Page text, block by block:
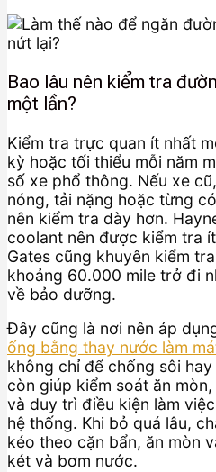
Bao lâu nên kiểm tra
một lần?
Kiểm tra trực quan ít nhất
kỳ hoặc tối thiểu mỗi năm
số xe phổ thông. Nếu xe
nóng, tải nặng hoặc từng
nên kiểm tra dày hơn.
coolant nên được kiểm tra
Gates cũng khuyên kiểm
khoảng 60.000 mile trở đi
về bảo dưỡng.
Đây cũng là nơi nên áp
ống bằng thay nước làm
không chỉ để chống sôi
còn giúp kiểm soát ăn
và duy trì điều kiện làm
hệ thống. Khi bỏ quá lâu,
kéo theo cặn bẩn, ăn mòn
két và bơm nước.